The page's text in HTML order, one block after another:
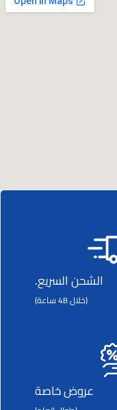
الشحن السريع.
(خلال 48 ساعة)
عروض خاصة